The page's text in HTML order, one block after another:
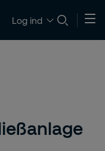
Log ind